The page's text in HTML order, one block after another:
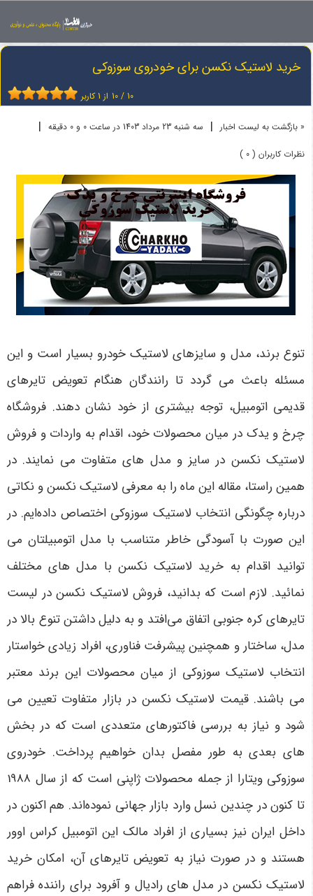
خرید لاستیک نکسن برای خودروی سوزوکی
خرید لاستیک نکسن برای خودروی سوزوکی
10 / 10 از 1کاربر
« بازگشت به لیست اخبار | سه شنبه 23 مرداد 1403 در ساعت 0 و 0 دقیقه |
نظرات کاربران ( 0 )
تنوع برند، مدل و سایزهای لاستیک خودرو بسیار است و این
مسئله باعث می گردد تا رانندگان هنگام تعویض تایرهای
قدیمی اتومبیل، توجه بیشتری از خود نشان دهند. فروشگاه
چرخ و یدک در میان محصولات خود، اقدام به واردات و فروش
لاستیک نکسن در سایز و مدل های متفاوت می نمایند. در
همین راستا، مقاله این ماه را به معرفی لاستیک نکسن و نکاتی
درباره چگونگی انتخاب لاستیک سوزوکی اختصاص داده‌ایم. در
این صورت با آسودگی خاطر متناسب با مدل اتومبیلتان می
توانید اقدام به خرید لاستیک نکسن با مدل های مختلف
نمائید. لازم است که بدانید، فروش لاستیک نکسن در لیست
تایرهای کره جنوبی اتفاق می‌افتد و به دلیل داشتن تنوع بالا در
مدل، ساختار و همچنین پیشرفت فناوری، افراد زیادی خواستار
انتخاب لاستیک سوزوکی از میان محصولات این برند معتبر
می باشند. قیمت لاستیک نکسن در بازار متفاوت تعیین می
شود و نیاز به بررسی فاکتورهای متعددی است که در بخش
های بعدی به طور مفصل بدان خواهیم پرداخت. خودروی
سوزوکی ویتارا از جمله محصولات ژاپنی است که از سال 1988
تا کنون در چندین نسل وارد بازار جهانی نموده‌اند. هم اکنون در
داخل ایران نیز بسیاری از افراد مالک این اتومبیل کراس اوور
هستند و در صورت نیاز به تعویض تایرهای آن، امکان خرید
لاستیک نکسن در مدل های رادیال و آفرود برای راننده فراهم